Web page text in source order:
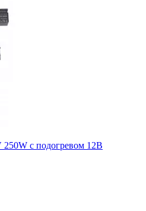
250W с подогревом 12В